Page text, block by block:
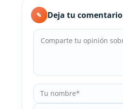
✎ Deja tu comentario